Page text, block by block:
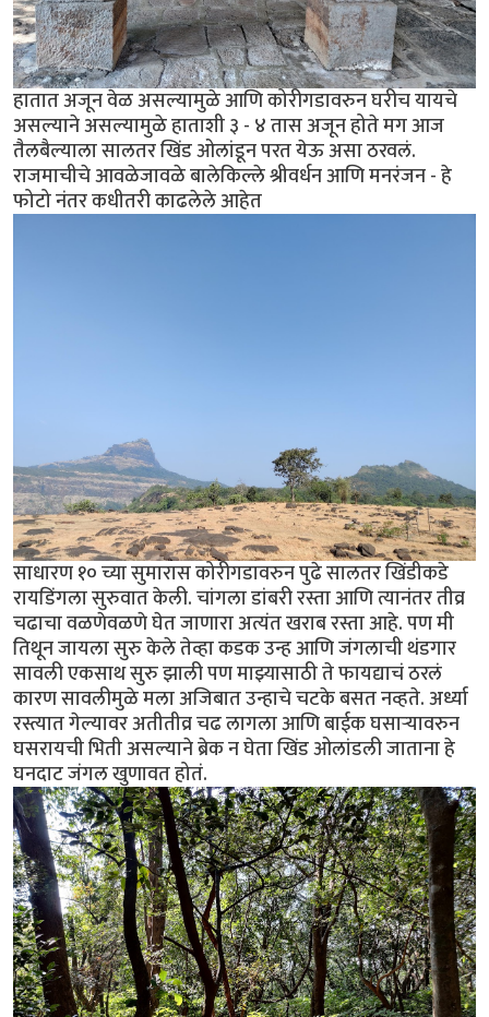
हातात अजून वेळ असल्यामुळे आणि कोरीगडावरुन घरीच यायचे
असल्याने असल्यामुळे हाताशी ३ - ४ तास अजून होते मग आज
तैलबैल्याला सालतर खिंड ओलांडून परत येऊ असा ठरवलं.
राजमाचीचे आवळेजावळे बालेकिल्ले श्रीवर्धन आणि मनरंजन - हे
फोटो नंतर कधीतरी काढलेले आहेत
साधारण १० च्या सुमारास कोरीगडावरुन पुढे सालतर खिंडीकडे
रायडिंगला सुरुवात केली. चांगला डांबरी रस्ता आणि त्यानंतर तीव्र
चढाचा वळणेवळणे घेत जाणारा अत्यंत खराब रस्ता आहे. पण मी
तिथून जायला सुरु केले तेव्हा कडक उन्ह आणि जंगलाची थंडगार
सावली एकसाथ सुरु झाली पण माझ्यासाठी ते फायद्याचं ठरलं
कारण सावलीमुळे मला अजिबात उन्हाचे चटके बसत नव्हते. अर्ध्या
रस्त्यात गेल्यावर अतीतीव्र चढ लागला आणि बाईक घसार्‍यावरुन
घसरायची भिती असल्याने ब्रेक न घेता खिंड ओलांडली जाताना हे
घनदाट जंगल खुणावत होतं.